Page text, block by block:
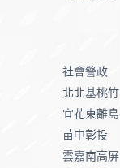
社會警政
北北基桃竹
宜花東離島
苗中彰投
雲嘉南高屏